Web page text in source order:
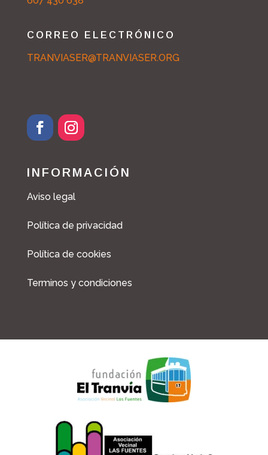
CORREO ELECTRÓNICO
TRANVIASER@TRANVIASER.ORG
INFORMACIÓN
Aviso legal
Política de privacidad
Política de cookies
Terminos y condiciones